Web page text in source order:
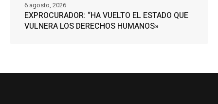
EXPROCURADOR: “HA VUELTO EL ESTADO QUE
VULNERA LOS DERECHOS HUMANOS»
6 agosto, 2026